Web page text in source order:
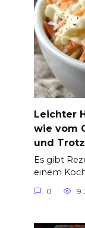
Leichter
wie vom
und
Es gibt
einem
0